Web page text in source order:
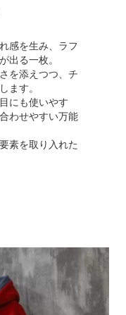
感を生み、ラフ
出る一枚。
を添えつつ、チ
ます。
にも使いやす
わせやすい万能
素を取り入れた